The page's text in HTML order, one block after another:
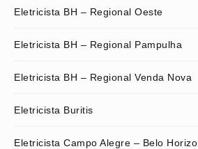
Eletricista BH – Regional Oeste
Eletricista BH – Regional Pampulha
Eletricista BH – Regional Venda Nova
Eletricista Buritis
Eletricista Campo Alegre – Belo